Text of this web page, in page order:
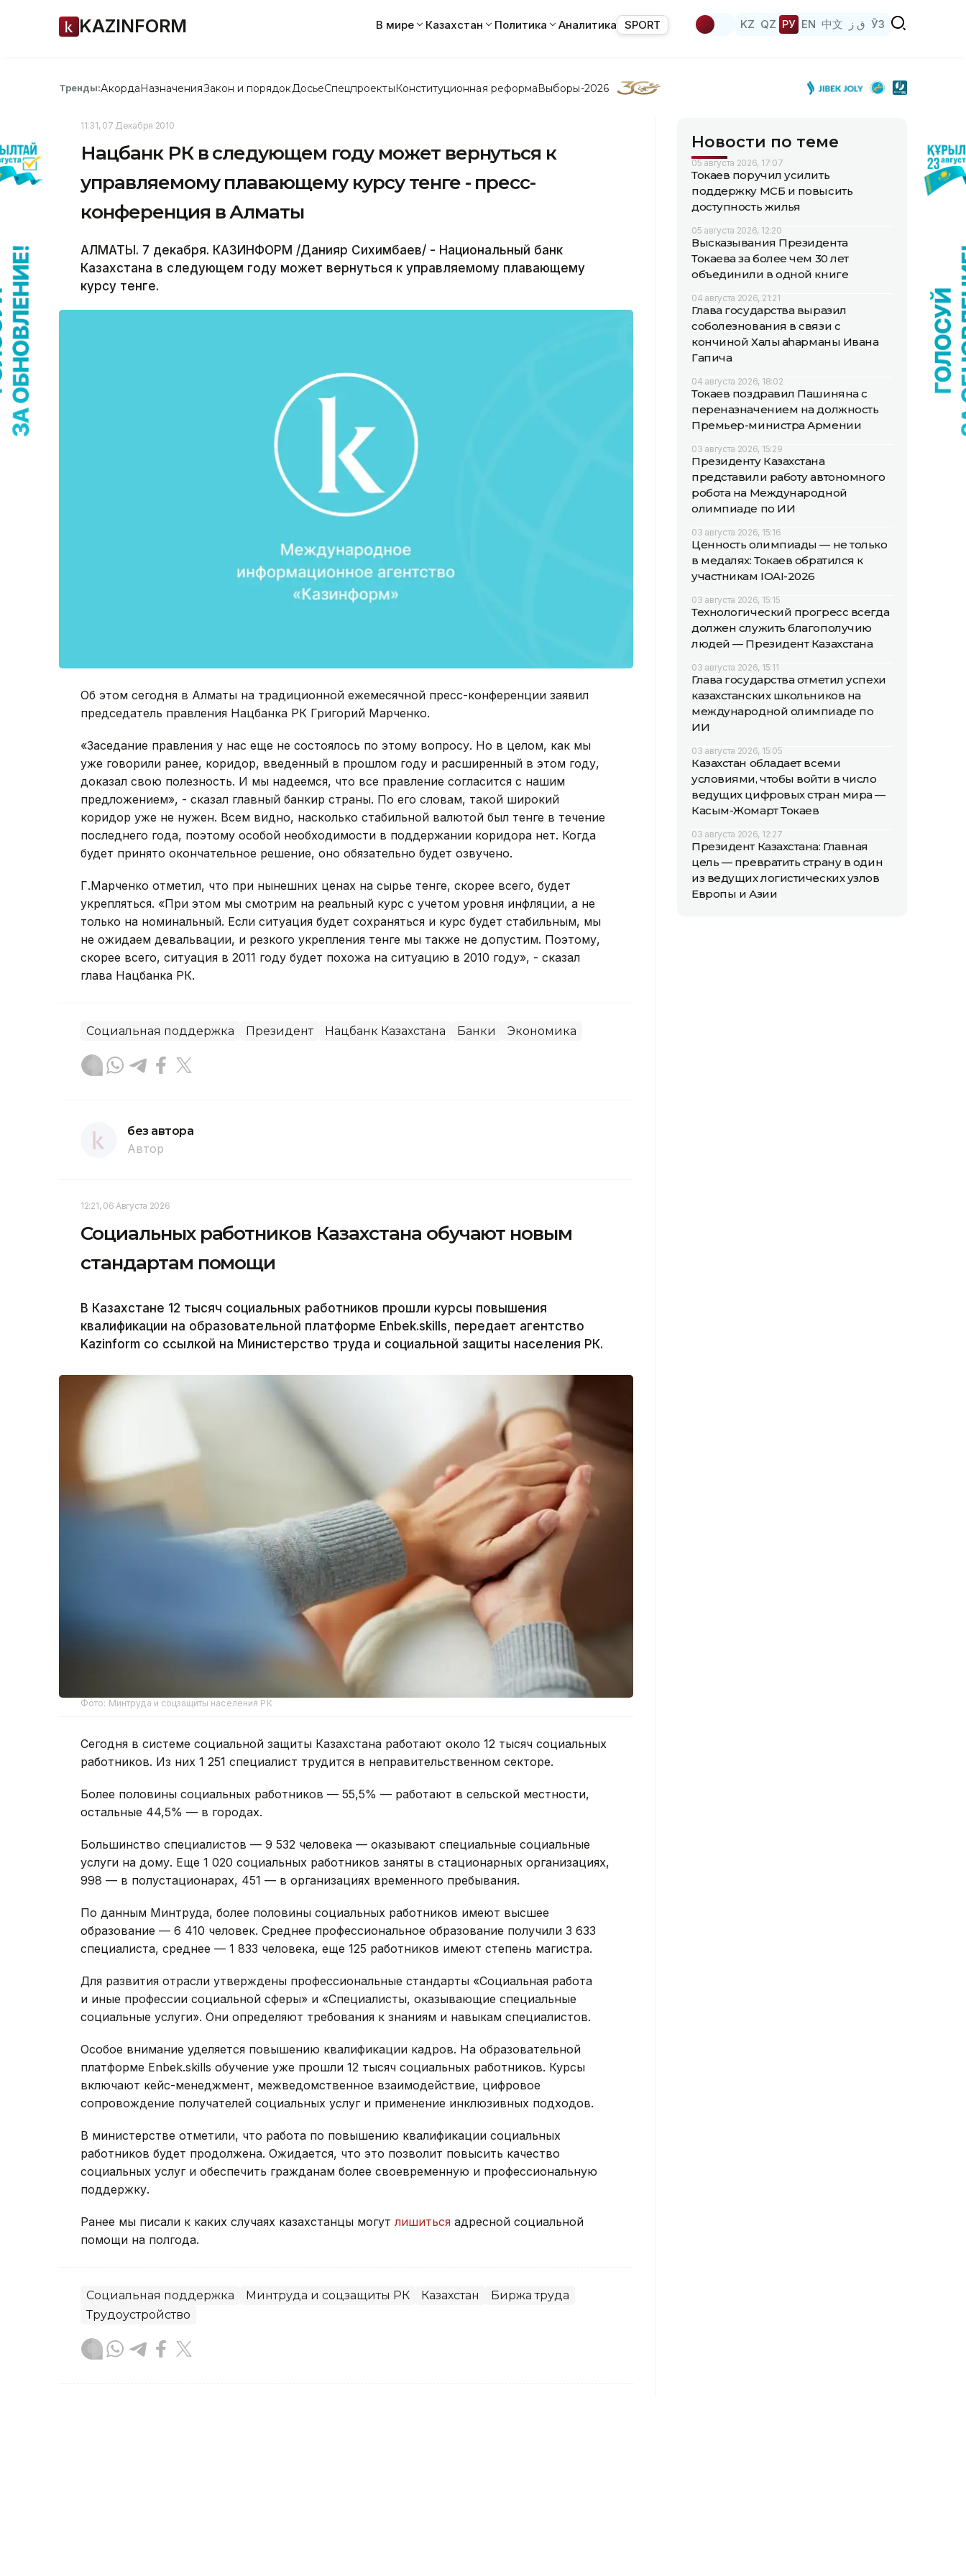
KAZINFORM В мире Казахстан Политика Аналитика SPORT KZ QZ РУ EN 中文 ق ز ЎЗ
Тренды:АкордаНазначенияЗакон и порядок ДосьеСпецпроектыКонституционная реформаВыборы-2026
11:31, 07 Декабря 2010
Нацбанк РК в следующем году может вернуться к
управляемому плавающему курсу тенге - пресс-
конференция в Алматы
АЛМАТЫ. 7 декабря. КАЗИНФОРМ /Данияр Сихимбаев/ - Национальный банк
Казахстана в следующем году может вернуться к управляемому плавающему
курсу тенге.
Об этом сегодня в Алматы на традиционной ежемесячной пресс-конференции заявил
председатель правления Нацбанка РК Григорий Марченко.
«Заседание правления у нас еще не состоялось по этому вопросу. Но в целом, как мы
уже говорили ранее, коридор, введенный в прошлом году и расширенный в этом году,
доказал свою полезность. И мы надеемся, что все правление согласится с нашим
предложением», - сказал главный банкир страны. По его словам, такой широкий
коридор уже не нужен. Всем видно, насколько стабильной валютой был тенге в течение
последнего года, поэтому особой необходимости в поддержании коридора нет. Когда
будет принято окончательное решение, оно обязательно будет озвучено.
Г.Марченко отметил, что при нынешних ценах на сырье тенге, скорее всего, будет
укрепляться. «При этом мы смотрим на реальный курс с учетом уровня инфляции, а не
только на номинальный. Если ситуация будет сохраняться и курс будет стабильным, мы
не ожидаем девальвации, и резкого укрепления тенге мы также не допустим. Поэтому,
скорее всего, ситуация в 2011 году будет похожа на ситуацию в 2010 году», - сказал
глава Нацбанка РК.
Социальная поддержка Президент Нацбанк Казахстана Банки Экономика
без автора
Автор
12:21, 06 Августа 2026
Социальных работников Казахстана обучают новым
стандартам помощи
В Казахстане 12 тысяч социальных работников прошли курсы повышения
квалификации на образовательной платформе Enbek.skills, передает агентство
Kazinform со ссылкой на Министерство труда и социальной защиты населения РК.
Фото: Минтруда и соцзащиты населения РК
Сегодня в системе социальной защиты Казахстана работают около 12 тысяч социальных
работников. Из них 1 251 специалист трудится в неправительственном секторе.
Более половины социальных работников — 55,5% — работают в сельской местности,
остальные 44,5% — в городах.
Большинство специалистов — 9 532 человека — оказывают специальные социальные
услуги на дому. Еще 1 020 социальных работников заняты в стационарных организациях,
998 — в полустационарах, 451 — в организациях временного пребывания.
По данным Минтруда, более половины социальных работников имеют высшее
образование — 6 410 человек. Среднее профессиональное образование получили 3 633
специалиста, среднее — 1 833 человека, еще 125 работников имеют степень магистра.
Для развития отрасли утверждены профессиональные стандарты «Социальная работа
и иные профессии социальной сферы» и «Специалисты, оказывающие специальные
социальные услуги». Они определяют требования к знаниям и навыкам специалистов.
Особое внимание уделяется повышению квалификации кадров. На образовательной
платформе Enbek.skills обучение уже прошли 12 тысяч социальных работников. Курсы
включают кейс-менеджмент, межведомственное взаимодействие, цифровое
сопровождение получателей социальных услуг и применение инклюзивных подходов.
В министерстве отметили, что работа по повышению квалификации социальных
работников будет продолжена. Ожидается, что это позволит повысить качество
социальных услуг и обеспечить гражданам более своевременную и профессиональную
поддержку.
Ранее мы писали к каких случаях казахстанцы могут лишиться адресной социальной
помощи на полгода.
Социальная поддержка Минтруда и соцзащиты РК Казахстан
Биржа труда
Трудоустройство
Новости по теме
05 августа 2026, 17:07
Токаев поручил усилить
поддержку МСБ и повысить
доступность жилья
05 августа 2026, 12:20
Высказывания Президента
Токаева за более чем 30 лет
объединили в одной книге
04 августа 2026, 21:21
Глава государства выразил
соболезнования в связи с
кончиной Халық қаһарманы Ивана
Гапича
04 августа 2026, 18:02
Токаев поздравил Пашиняна с
переназначением на должность
Премьер-министра Армении
03 августа 2026, 15:29
Президенту Казахстана
представили работу автономного
робота на Международной
олимпиаде по ИИ
03 августа 2026, 15:16
Ценность олимпиады — не только
в медалях: Токаев обратился к
участникам IOAI-2026
03 августа 2026, 15:15
Технологический прогресс всегда
должен служить благополучию
людей — Президент Казахстана
03 августа 2026, 15:11
Глава государства отметил успехи
казахстанских школьников на
международной олимпиаде по
ИИ
03 августа 2026, 15:05
Казахстан обладает всеми
условиями, чтобы войти в число
ведущих цифровых стран мира —
Касым-Жомарт Токаев
03 августа 2026, 12:27
Президент Казахстана: Главная
цель — превратить страну в один
из ведущих логистических узлов
Европы и Азии